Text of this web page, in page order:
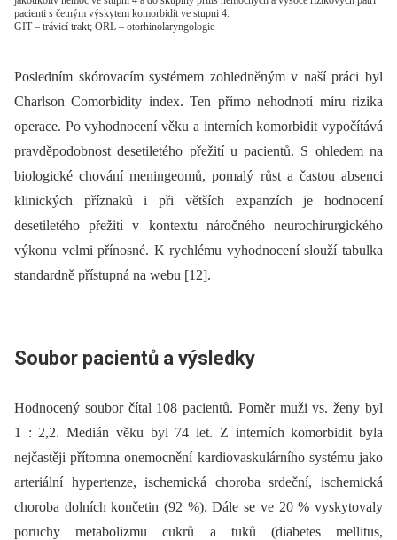
pacienti s četným výskytem komorbidit ve stupni 4.
GIT – trávicí trakt; ORL – otorhinolaryngologie
Posledním skórovacím systémem zohledněným v naší práci byl
Charlson Comorbidity index. Ten přímo nehodnotí míru rizika
operace. Po vyhodnocení věku a interních komorbidit vypočítává
pravděpodobnost desetiletého přežití u pacientů. S ohledem na
bio­logické chování meningeomů, pomalý růst a častou absenci
klinických příznaků i při větších expanzích je hodnocení
desetiletého přežití v kontextu náročného neurochirurgického
výkonu velmi přínosné. K rychlému vyhodnocení slouží tabulka
standardně přístupná na webu [12].
Soubor pacientů a výsledky
Hodnocený soubor čítal 108 pacientů. Poměr muži vs. ženy byl
1 : 2,2. Medián věku byl 74 let. Z interních komorbidit byla
nejčastěji přítomna onemocnění kardiovaskulárního systému jako
arteriální hypertenze, ischemická choroba srdeční, ischemická
choroba dolních končetin (92 %). Dále se ve 20 % vyskytovaly
poruchy metabolizmu cukrů a tuků (diabetes mellitus,